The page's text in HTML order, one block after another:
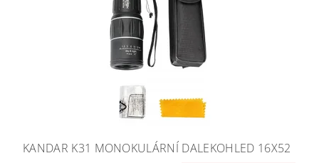
KANDAR K31 MONOKULÁRNÍ DALEKOHLED 16X52